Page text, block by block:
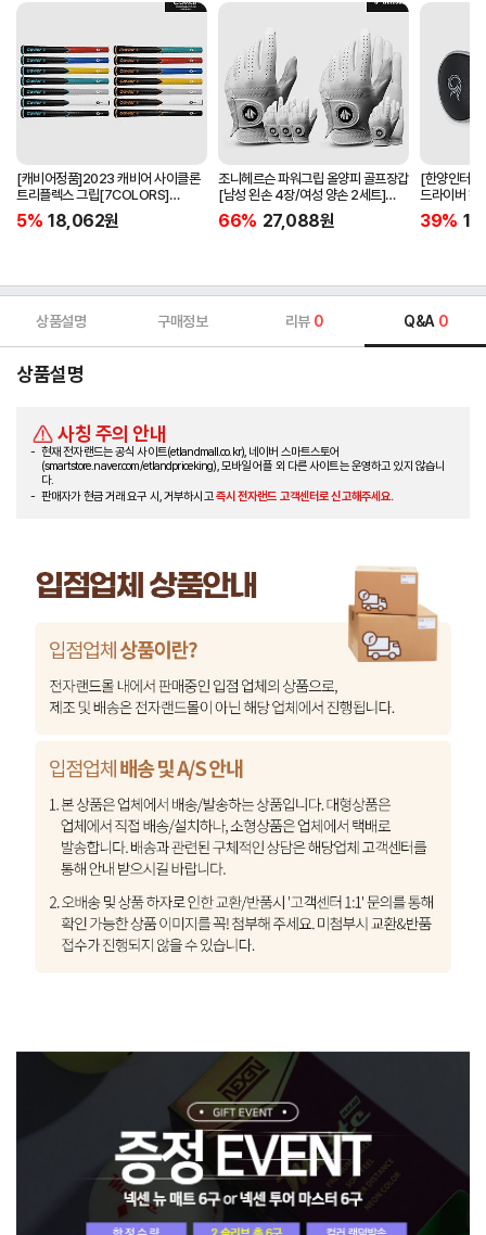
[캐비어정품]2023 캐비어 사이클론
트리플렉스 그립[7COLORS]
[라운드][39g/42g/46g/50g]
[R/S 토크]
5% 18,062원
조니헤르슨 파워그립 올양피 골프장갑
[남성 왼손 4장/여성 양손 2세트]
[화이트][케이스포함]
66% 27,088원
[한양인터
드라이버 헤
[HD-302]
39%
상품설명 구매정보 리뷰 0 Q&A 0
상품설명
사칭 주의 안내
현재 전자랜드는 공식 사이트(etlandmall.co.kr), 네이버 스마트스토어
(smartstore.naver.com/etlandpriceking), 모바일 어플 외 다른 사이트는 운영하고 있지 않습니
다.
판매자가 현금 거래 요구 시, 거부하시고즉시 전자랜드 고객센터로 신고해주세요.